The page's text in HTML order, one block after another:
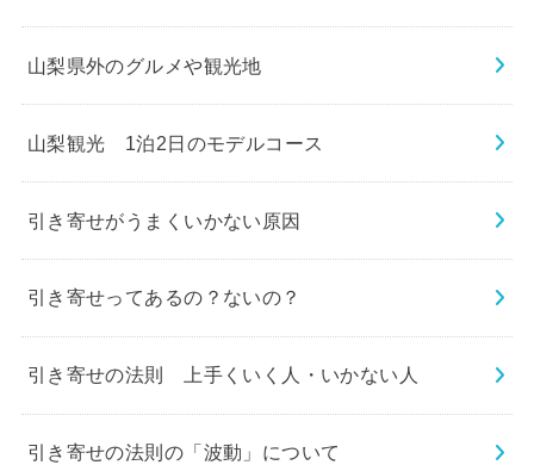
山梨県外のグルメや観光地
山梨観光 1泊2日のモデルコース
引き寄せがうまくいかない原因
引き寄せってあるの？ないの？
引き寄せの法則 上手くいく人・いかない人
引き寄せの法則の「波動」について